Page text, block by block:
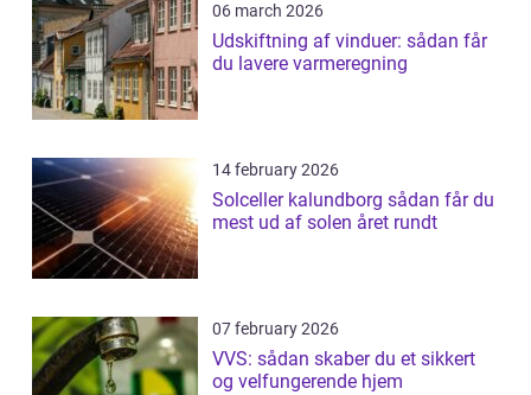
06 march 2026
Udskiftning af vinduer: sådan får
du lavere varmeregning
14 february 2026
Solceller kalundborg sådan får du
mest ud af solen året rundt
07 february 2026
VVS: sådan skaber du et sikkert
og velfungerende hjem